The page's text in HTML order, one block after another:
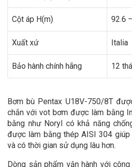
Cột áp H(m) 92.6
Xuất xứ Italia
Bảo hành chính hãng 12
Bơm bù Pentax U18V-750/8T
chắn với vot bơm được làm bằng
bằng như Noryl có khả năng
được làm bằng thép AISI 304
và có thời gian sử dụng lâu hơn.
Dòng sản phẩm vận hành với